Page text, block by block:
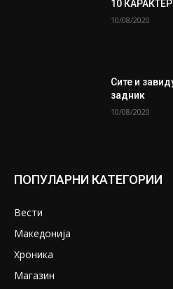
10
10/08/2020
Сите и
задник
10/08/2020
ПОПУЛАРНИ КАТЕГОРИИ
Вести
Македонија
Хроника
Магазин